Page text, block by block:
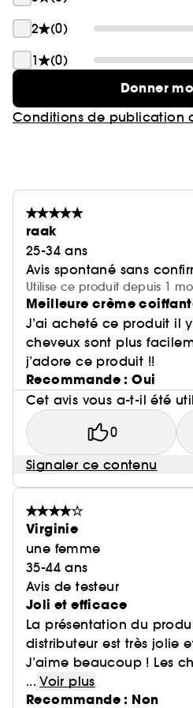
2
(0)
1
(0)
Donner
Conditions de publication
raak
25-34 ans
Avis spontané sans
Utilise ce produit depuis 1
Meilleure crème
J’ai acheté ce produit il
cheveux sont plus
j’adore ce produit !!
Recommande : Oui
Cet avis vous a-t-il été
0
Signaler ce contenu
Virginie
une femme
35-44 ans
Avis de testeur
Joli et efficace
La présentation du
distributeur est très jolie
J’aime beaucoup ! Les
... Voir plus
Recommande : Non